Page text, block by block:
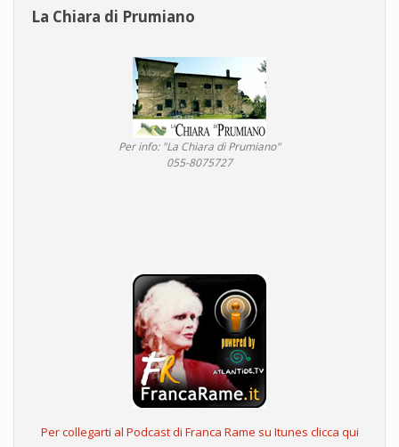
La Chiara di Prumiano
Per info: "La Chiara di Prumiano"
055-8075727
Per collegarti al Podcast di Franca Rame su Itunes clicca qui